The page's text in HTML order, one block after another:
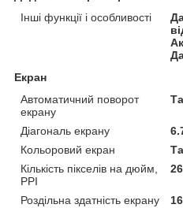
Інші функції і особливості
Екран
Автоматичний поворот
екрану
Діагональ екрану
Кольоровий екран
Кількість пікселів на дюйм,
PPI
Роздільна здатність екрану